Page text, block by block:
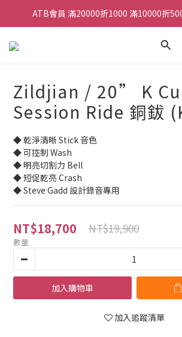
ATB會員 滿20000折1000 滿10000折
ATB會員 滿20000折1000 滿10000折
全館滿490元免運
ATB會員 滿20000折1000 滿10000折
Zildjian / 20” K
Session Ride 銅鈸
◆ 乾淨清晰 Stick 音色
◆ 可控制 Wash
◆ 明亮切割力 Bell
◆ 短促乾亮 Crash
◆ Steve Gadd 設計錄音專用
NT$18,700 NT$19,900
數量
加入購物車
加入追蹤清單